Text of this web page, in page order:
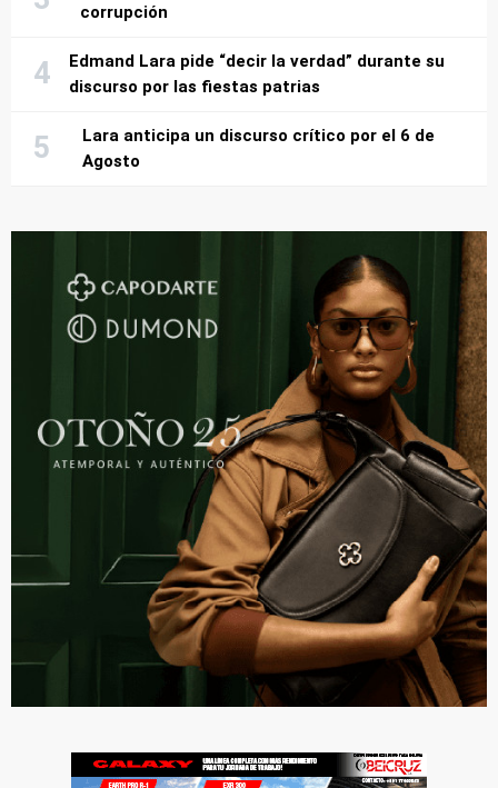
corrupción
Edmand Lara pide “decir la verdad” durante su
discurso por las fiestas patrias
Lara anticipa un discurso crítico por el 6 de
Agosto